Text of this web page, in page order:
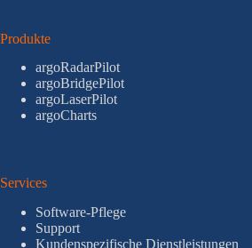
Produkte
argoRadarPilot
argoBridgePilot
argoLaserPilot
argoCharts
Services
Software-Pflege
Support
Kundenspezifische Dienstleistungen